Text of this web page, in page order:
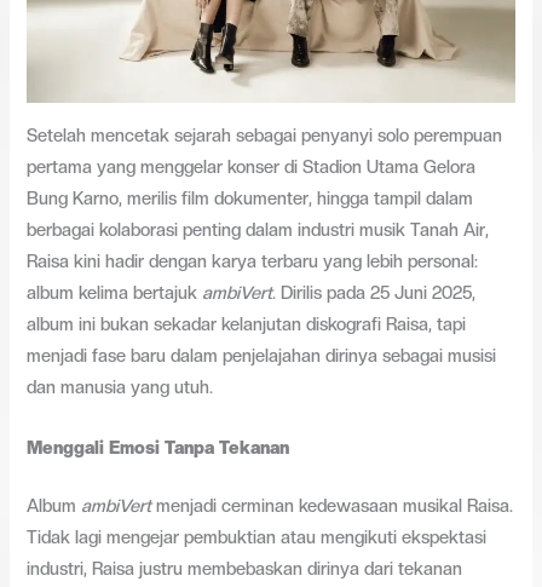
Setelah mencetak sejarah sebagai penyanyi solo perempuan
pertama yang menggelar konser di Stadion Utama Gelora
Bung Karno, merilis film dokumenter, hingga tampil dalam
berbagai kolaborasi penting dalam industri musik Tanah Air,
Raisa kini hadir dengan karya terbaru yang lebih personal:
album kelima bertajuk ambiVert. Dirilis pada 25 Juni 2025,
album ini bukan sekadar kelanjutan diskografi Raisa, tapi
menjadi fase baru dalam penjelajahan dirinya sebagai musisi
dan manusia yang utuh.
Menggali Emosi Tanpa Tekanan
Album ambiVertmenjadi cerminan kedewasaan musikal Raisa.
Tidak lagi mengejar pembuktian atau mengikuti ekspektasi
industri, Raisa justru membebaskan dirinya dari tekanan